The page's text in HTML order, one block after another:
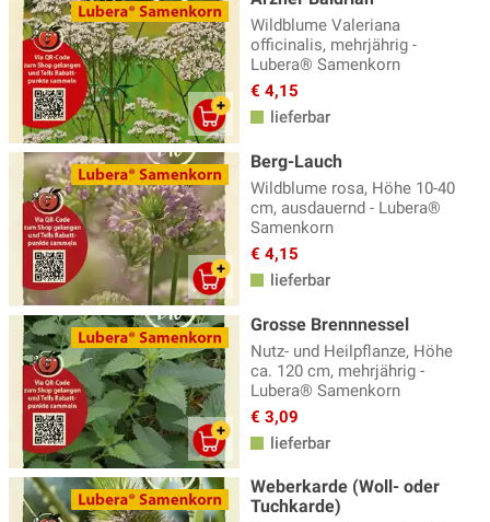
Wildblume Valeriana
officinalis, mehrjährig -
Lubera® Samenkorn
€ 4,15
lieferbar
Berg-Lauch
Wildblume rosa, Höhe 10-40
cm, ausdauernd - Lubera®
Samenkorn
€ 4,15
lieferbar
Grosse Brennnessel
Nutz- und Heilpflanze, Höhe
ca. 120 cm, mehrjährig -
Lubera® Samenkorn
€ 3,09
lieferbar
Weberkarde (Woll- oder
Tuchkarde)